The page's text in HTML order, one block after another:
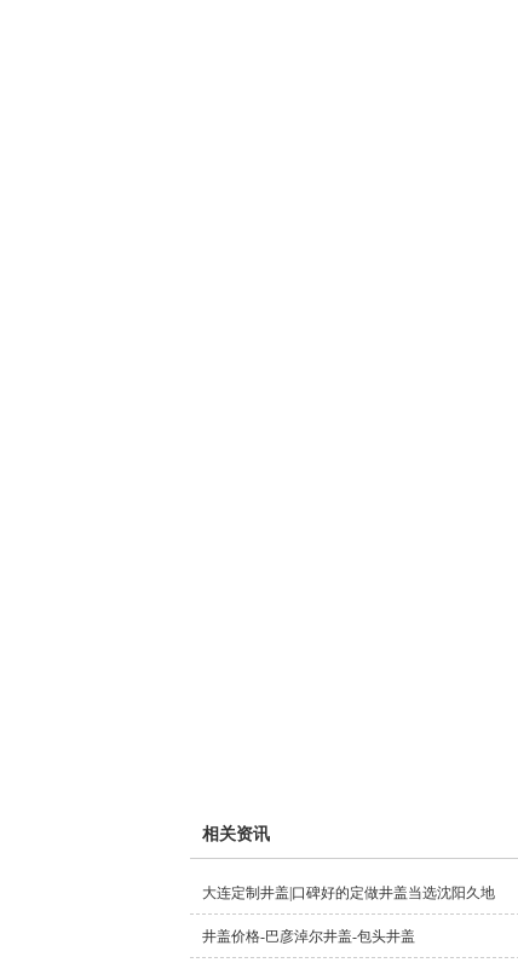
相关资讯
大连定制井盖|口碑好的定做井盖当选沈阳久地
井盖价格-巴彦淖尔井盖-包头井盖